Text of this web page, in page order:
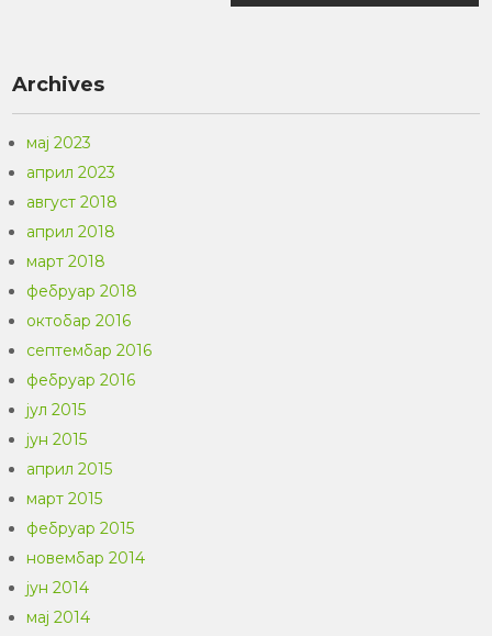
Archives
мај 2023
април 2023
август 2018
април 2018
март 2018
фебруар 2018
октобар 2016
септембар 2016
фебруар 2016
јул 2015
јун 2015
април 2015
март 2015
фебруар 2015
новембар 2014
јун 2014
мај 2014